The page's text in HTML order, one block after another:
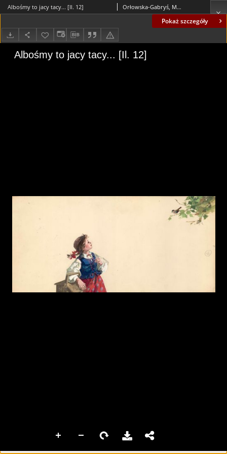
Pokaż szczegóły
Albośmy to jacy tacy... [Il. 12] Orłowska-Gabryś, Maria (1925-1988)